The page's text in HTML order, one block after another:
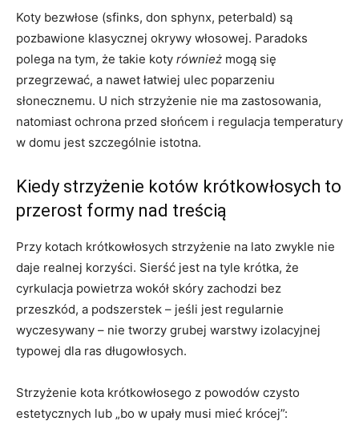
Koty bezwłose (sfinks, don sphynx, peterbald) są
pozbawione klasycznej okrywy włosowej. Paradoks
polega na tym, że takie koty również mogą się
przegrzewać, a nawet łatwiej ulec poparzeniu
słonecznemu. U nich strzyżenie nie ma zastosowania,
natomiast ochrona przed słońcem i regulacja temperatury
w domu jest szczególnie istotna.
Kiedy strzyżenie kotów krótkowłosych to
przerost formy nad treścią
Przy kotach krótkowłosych strzyżenie na lato zwykle nie
daje realnej korzyści. Sierść jest na tyle krótka, że
cyrkulacja powietrza wokół skóry zachodzi bez
przeszkód, a podszerstek – jeśli jest regularnie
wyczesywany – nie tworzy grubej warstwy izolacyjnej
typowej dla ras długowłosych.
Strzyżenie kota krótkowłosego z powodów czysto
estetycznych lub „bo w upały musi mieć krócej”: